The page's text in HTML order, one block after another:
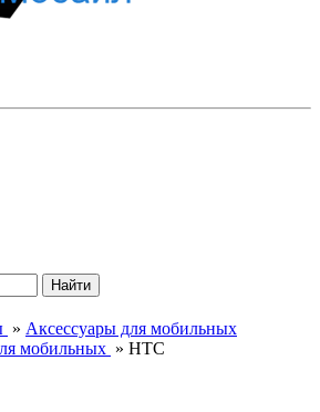
» Аксессуары для мобильных
мобильных » HTC